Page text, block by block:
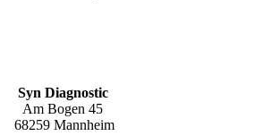
Syn Diagnostic
Am Bogen 45
68259 Mannheim